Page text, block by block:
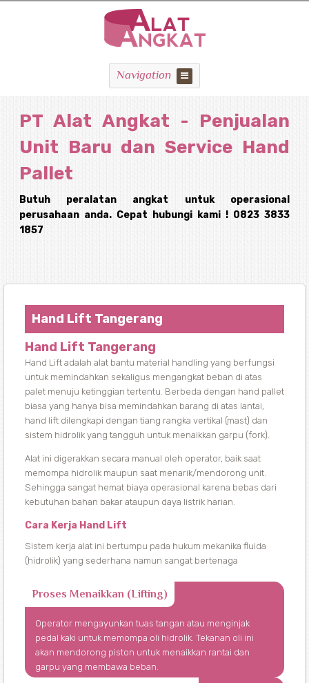
Navigation
PT Alat Angkat - Penjualan
Unit Baru dan Service Hand
Pallet
Butuh peralatan angkat untuk operasional
perusahaan anda. Cepat hubungi kami ! 0823 3833
1857
Hand Lift Tangerang
Hand Lift Tangerang
Hand Lift adalah alat bantu material handling yang berfungsi
untuk memindahkan sekaligus mengangkat beban di atas
palet menuju ketinggian tertentu. Berbeda dengan hand pallet
biasa yang hanya bisa memindahkan barang di atas lantai,
hand lift dilengkapi dengan tiang rangka vertikal (mast) dan
sistem hidrolik yang tangguh untuk menaikkan garpu (fork).
Alat ini digerakkan secara manual oleh operator, baik saat
memompa hidrolik maupun saat menarik/mendorong unit.
Sehingga sangat hemat biaya operasional karena bebas dari
kebutuhan bahan bakar ataupun daya listrik harian.
Cara Kerja Hand Lift
Sistem kerja alat ini bertumpu pada hukum mekanika fluida
(hidrolik) yang sederhana namun sangat bertenaga
Proses Menaikkan (Lifting)
Operator mengayunkan tuas tangan atau menginjak
pedal kaki untuk memompa oli hidrolik. Tekanan oli ini
akan mendorong piston untuk menaikkan rantai dan
garpu yang membawa beban.